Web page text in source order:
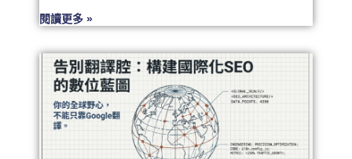
閱讀更多 »